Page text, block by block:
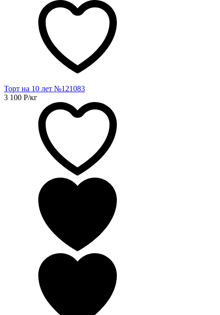
Торт на 10 лет №121083
3 100 Р/кг